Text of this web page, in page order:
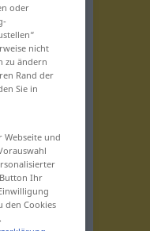
oder
nicht
zu ändern
Rand der
Sie in
und
Ihr
den Cookies